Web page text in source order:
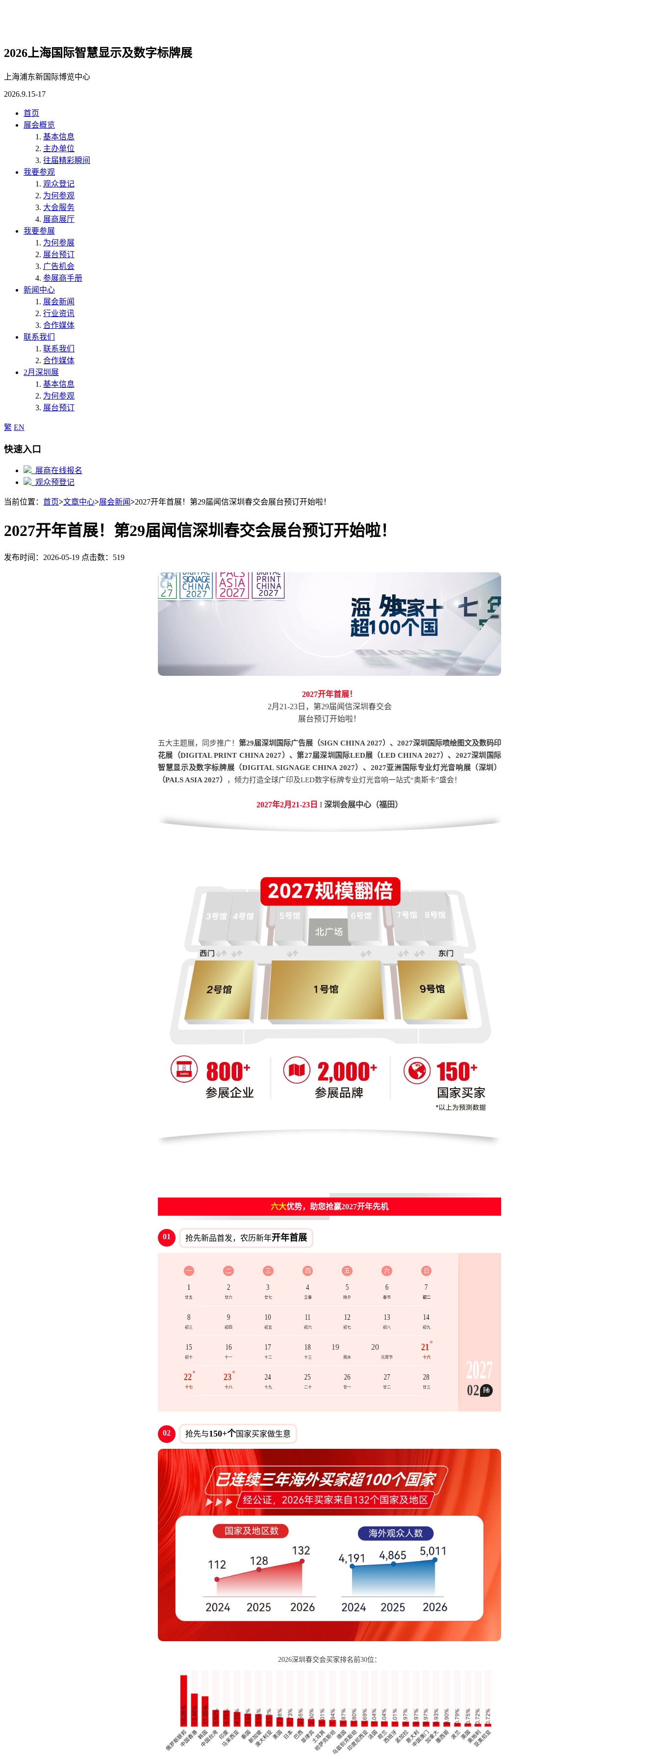
2026上海国际智慧显示及数字标牌展
上海浦东新国际博览中心
2026.9.15-17
首页
展会概览
基本信息
主办单位
往届精彩瞬间
我要参观
观众登记
为何参观
大会服务
展商展厅
我要参展
为何参展
展台预订
广告机会
参展商手册
新闻中心
展会新闻
行业资讯
合作媒体
联系我们
联系我们
合作媒体
2月深圳展
基本信息
为何参观
展台预订
繁 EN
快速入口
展商在线报名
观众预登记
当前位置： 首页>文章中心>展会新闻>2027开年首展！第29届闻信深圳春交会展台预订开始啦！
2027开年首展！第29届闻信深圳春交会展台预订开始啦！
发布时间：2026-05-19 点击数：519
2027开年首展！
2月21-23日，第29届闻信深圳春交会
展台预订开始啦！
五大主题展，同步推广！ 第29届深圳国际广告展（SIGN CHINA 2027）、2027深圳国际喷绘图文及数码印
花展（DIGITAL PRINT CHINA 2027）、第27届深圳国际LED展（LED CHINA 2027）、2027深圳国际
智慧显示及数字标牌展（DIGITAL SIGNAGE CHINA 2027）、2027亚洲国际专业灯光音响展（深圳）
（PALS ASIA 2027）
，倾力打造全球广印及LED数字标牌专业灯光音响一站式“奥斯卡”盛会！
2027年2月21-23日 I 深圳会展中心（福田）
六大优势，助您抢赢2027开年先机
01 抢先新品首发，农历新年开年首展
一 二 三 四 五 六 日
1
廿五
2
廿六
3
廿七
4
立春
5
除夕
6
春节
7
初二
8
初三
9
初四
10
初五
11
初六
12
初七
13
初八
14
初九
15
初十
16
十一
17
十二
18
十三
19
雨水
20
元宵节
21
十六
22
十七
23
十八
24
十九
25
二十
26
廿一
27
廿二
28
廿三
2027
02 Feb
02 抢先与150+个国家买家做生意
2026深圳春交会买家排名前30位：